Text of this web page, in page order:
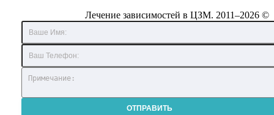
Лечение зависимостей в ЦЗМ. 2011–2026 ©